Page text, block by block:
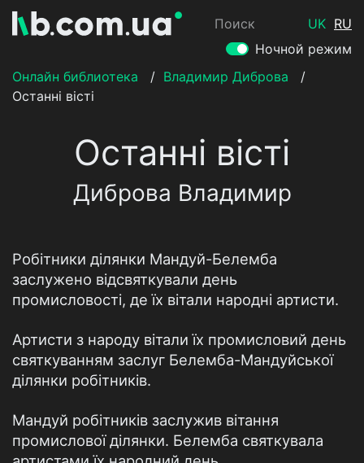
Поиск UK RU
Ночной режим
Онлайн библиотека
/ Владимир Диброва
/
Останні вісті
Останні вісті
Диброва Владимир
Робітники ділянки Мандуй-Белемба
заслужено відсвяткували день
промисловості, де їх вітали народні артисти.
Артисти з народу вітали їх промисловий день
святкуванням заслуг Белемба-Мандуйської
ділянки робітників.
Мандуй робітників заслужив вітання
промислової ділянки. Белемба святкувала